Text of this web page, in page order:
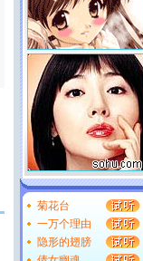
菊花台
一万个理由
隐形的翅膀